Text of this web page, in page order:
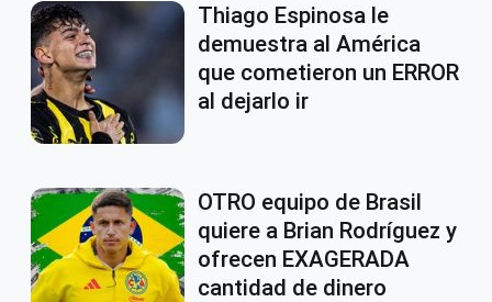
Thiago Espinosa le
demuestra al América
que cometieron un ERROR
al dejarlo ir
OTRO equipo de Brasil
quiere a Brian Rodríguez y
ofrecen EXAGERADA
cantidad de dinero